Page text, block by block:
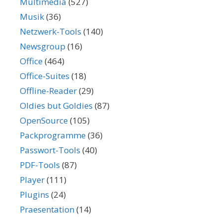
Musik(36)
Netzwerk-Tools (140)
Newsgroup (16)
Office(464)
Office-Suites (18)
Offline-Reader(29)
Oldies but Goldies (87)
OpenSource(105)
Packprogramme(36)
Passwort-Tools (40)
PDF-Tools (87)
Player(111)
Plugins (24)
Praesentation(14)